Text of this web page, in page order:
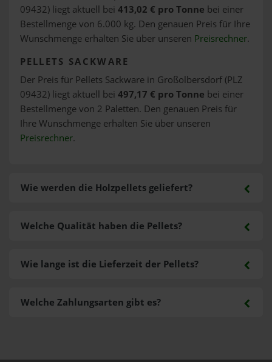
09432) liegt aktuell bei 413,02 € pro Tonne bei einer
Bestellmenge von 6.000 kg. Den genauen Preis für Ihre
Wunschmenge erhalten Sie über unseren Preisrechner.
PELLETS SACKWARE
Der Preis für Pellets Sackware in Großolbersdorf (PLZ
09432) liegt aktuell bei 497,17 € pro Tonne bei einer
Bestellmenge von 2 Paletten. Den genauen Preis für
Ihre Wunschmenge erhalten Sie über unseren
Preisrechner.
Wie werden die Holzpellets geliefert?
Welche Zahlungsarten gibt es?
Welche Qualität haben die Pellets?
Wie lange ist die Lieferzeit der Pellets?